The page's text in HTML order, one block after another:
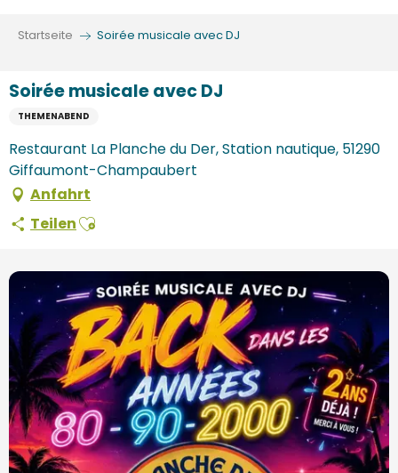
Startseite Soirée musicale avec DJ
Soirée musicale avec DJ
THEMENABEND
Restaurant La Planche du Der, Station nautique, 51290
Giffaumont-Champaubert
Anfahrt
TeilenAjouter aux favoris